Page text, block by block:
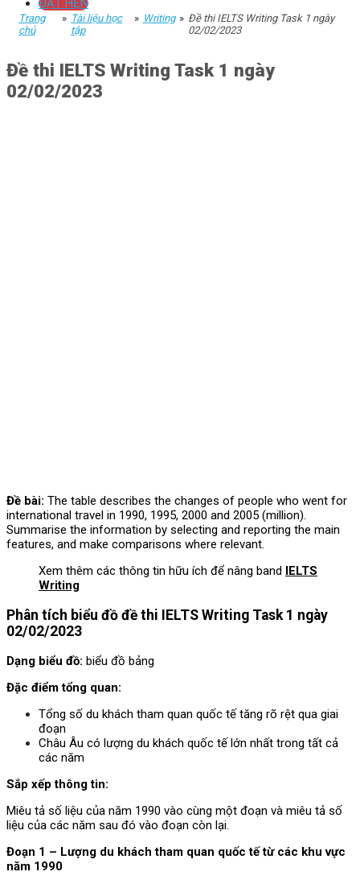
ĐẶT HẸN
Trang
chủ
» Tài liệu học
tập
» Writing » Đề thi IELTS Writing Task 1 ngày
02/02/2023
Đề thi IELTS Writing Task 1 ngày
02/02/2023
Đề bài: The table describes the changes of people who went for
international travel in 1990, 1995, 2000 and 2005 (million).
Summarise the information by selecting and reporting the main
features, and make comparisons where relevant.
Xem thêm các thông tin hữu ích để nâng band
IELTS
Writing
Phân tích biểu đồ đề thi IELTS Writing Task 1 ngày
02/02/2023
Dạng biểu đồ: biểu đồ bảng
Đặc điểm tổng quan:
Tổng số du khách tham quan quốc tế tăng rõ rệt qua giai
đoạn
Châu Âu có lượng du khách quốc tế lớn nhất trong tất cả
các năm
Sắp xếp thông tin:
Miêu tả số liệu của năm 1990 vào cùng một đoạn và miêu tả số
liệu của các năm sau đó vào đoạn còn lại.
Đoạn 1 – Lượng du khách tham quan quốc tế từ các khu vực
năm 1990